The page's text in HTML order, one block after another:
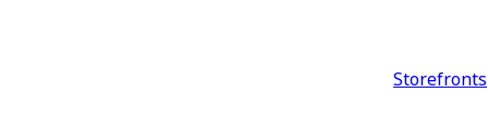
Storefronts